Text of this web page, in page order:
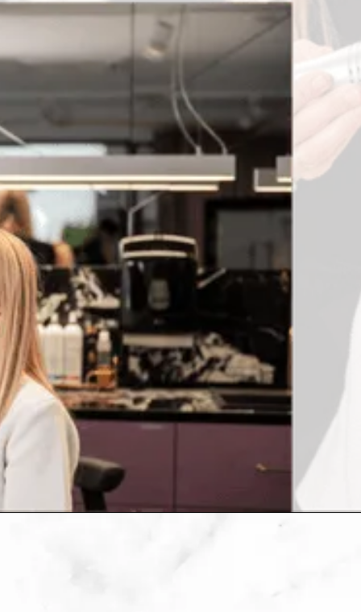
E-mail
Preferowane godziny kontaktu
Wyrażam zgodę na otrzymywanie od WOW.ME
CLINIC SPÓŁKA Z OGRANICZONĄ
ODPOWIEDZIALNOŚCIĄ UL. SIERADZKA 29, 87-100
TORUŃ, NIP 8792747060 informacji handlowo –
marketingowych z użyciem urządzeń
telekomunikacyjnych (email, sms), oraz na
przetwarzanie danych osobowych w celach
marketingowych.